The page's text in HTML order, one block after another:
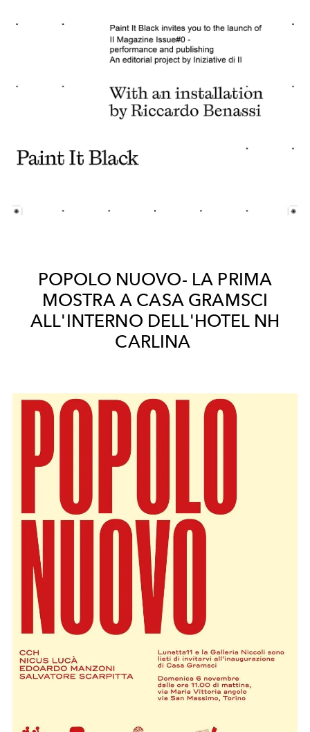
POPOLO NUOVO- LA PRIMA
MOSTRA A CASA GRAMSCI
ALL'INTERNO DELL'HOTEL NH
CARLINA